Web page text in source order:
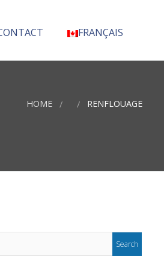
FRANÇAIS
HOME RENFLOUAGE